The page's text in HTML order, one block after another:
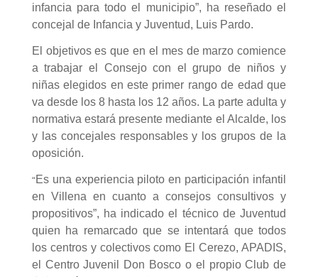
infancia para todo el municipio”, ha reseñado el
concejal de Infancia y Juventud, Luis Pardo.
El objetivos es que en el mes de marzo comience
a trabajar el Consejo con el grupo de niños y
niñas elegidos en este primer rango de edad que
va desde los 8 hasta los 12 años. La parte adulta y
normativa estará presente mediante el Alcalde, los
y las concejales responsables y los grupos de la
oposición.
“Es una experiencia piloto en participación infantil
en Villena en cuanto a consejos consultivos y
propositivos”, ha indicado el técnico de Juventud
quien ha remarcado que se intentará que todos
los centros y colectivos como El Cerezo, APADIS,
el Centro Juvenil Don Bosco o el propio Club de